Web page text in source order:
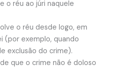
o réu ao júri naquele
o réu desde logo, em
(por exemplo, quando
exclusão do crime).
que o crime não é doloso